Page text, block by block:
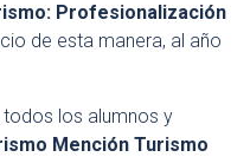
Profesionalización
de esta manera, al año
los alumnos y
Mención Turismo